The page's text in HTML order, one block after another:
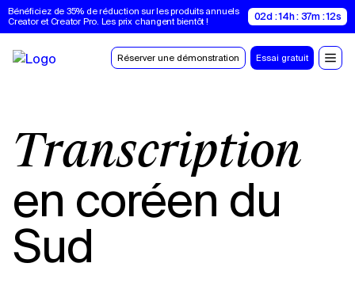
Bénéficiez de 35% de réduction sur les produits annuels
Creator et Creator Pro. Les prix changent bientôt !
02d : 14h : 37m : 11s
Réserver une démonstration Essai gratuit
Transcription
en coréen du
Sud